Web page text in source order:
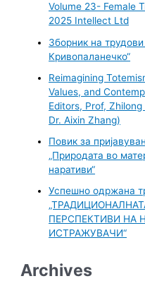
Volume 23- Female
2025 Intellect Ltd
Зборник на трудови
Кривопаланечко“
Reimagining
Values, and
Editors, Prof,
Dr. Aixin Zhang)
Повик за
„Природата во
наративи“
Успешно одржана
ПЕРСПЕКТИВИ НА
ИСТРАЖУВАЧИ“
Archives